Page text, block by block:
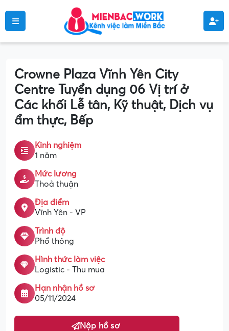
Crowne Plaza Vĩnh Yên City
Centre Tuyển dụng 06 Vị trí ở
Các khối Lễ tân, Kỹ thuật, Dịch vụ
ẩm thực, Bếp
Kinh nghiệm
1 năm
Mức lương
Thoả thuận
Địa điểm
Vĩnh Yên - VP
Trình độ
Phổ thông
Hình thức làm việc
Logistic - Thu mua
Hạn nhận hồ sơ
05/11/2024
Nộp hồ sơ